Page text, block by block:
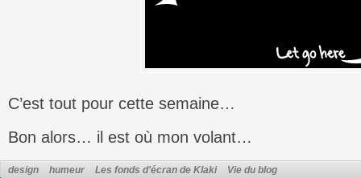
C’est tout pour cette semaine…
Bon alors… il est où mon volant…
design humeur Les fonds d'écran de Klaki Vie du blog